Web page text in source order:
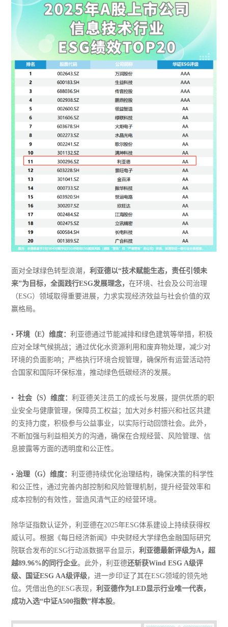
面对全球绿色转型浪潮，利亚德以“技术赋能生态，责任引领未
来”为目标，全面践行ESG发展理念，在环境、社会及公司治理
（ESG）领域取得重要进展，力求实现经济效益与社会价值的双
赢格局。
• 环境（E）维度：利亚德通过节能减排和绿色建筑等举措，积极
应对全球气候挑战；通过优化水资源利用和废弃物处理，减少对
环境的负面影响；严格执行环境合规管理，确保所有运营活动符
合国家和国际环保标准，推动绿色低碳经济的发展。
• 社会（S）维度：利亚德关注员工的成长与发展，提供优质的职
业安全与健康管理，保障员工权益；加大对乡村振兴和社区共建
的支持力度，积极参与公益事业，以实际行动回馈社会。此外，
不断加强与利益相关方的沟通，确保在合规经营、风险管理、信
息披露等方面的透明度和公正性。
•治理（G）维度：利亚德持续优化治理结构，确保决策的科学性
和公正性，通过完善内部控制和风险管理机制，提升经营效率和
成本控制的有效性，营造风清气正的经营环境。
除华证指数认证外，利亚德在2025年ESG体系建设上持续获得权
威认可。根据《每日经济新闻》中央财经大学绿色金融国际研究
院联合发布的ESG行动派数据平台显示，利亚德最新评级为A，超
越89.96%的同行企业。此外，利亚德还斩获Wind ESG A级评
级、国证ESG AA级评级，进一步印证了其在ESG领域的领先地
位。凭借出色的ESG表现，利亚德作为LED显示行业唯一代表，
成功入选“中证A500指数”样本股。